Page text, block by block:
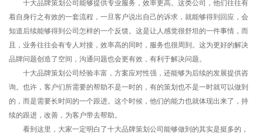
十大品牌策划公司能够提供专业服务，效率更高。这类公司，他们往往有
着自身行之有效的一套流程，一旦客户说出自己的诉求，就能够得到回应，会
知道后续能够得到公司怎样的一个反馈。这是让人感觉很舒坦的一件事情，而
且，业务往往会有专人对接，效率高的同时，服务也很周到。这为更好的解决
品牌问题创造了空间，沟通问题也会更有效，有利于解决问题。
十大品牌策划公司经验丰富，方案应对性强，还能够为后续的发展提供咨
询。也许，客户们所需要的帮助不是一时的，有的策划也不是一时就可以做到
的，而是需要长时间的一个跟进。这个时候，他们的能力也就体现出来了，持
续的跟进，改善，为客户带去帮助。
看到这里，大家一定明白了十大品牌策划公司能够做到的其实是挺多的，